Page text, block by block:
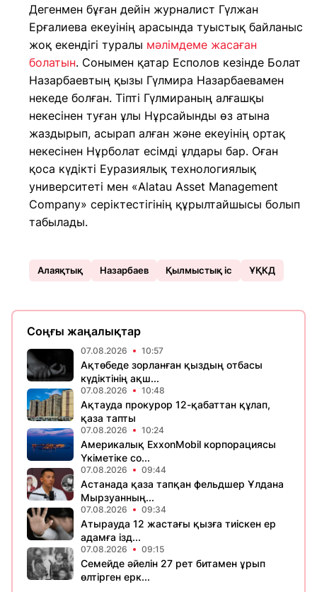
Дегенмен бұған дейін журналист Гүлжан
Ерғалиева екеуінің арасында туыстық байланыс
жоқ екендігі туралы мәлімдеме жасаған
болатын. Сонымен қатар Есполов кезінде Болат
Назарбаевтың қызы Гүлмира Назарбаевамен
некеде болған. Тіпті Гүлмираның алғашқы
некесінен туған ұлы Нұрсайынды өз атына
жаздырып, асырап алған және екеуінің ортақ
некесінен Нұрболат есімді ұлдары бар. Оған
қоса күдікті Еуразиялық технологиялық
университеті мен «Alatau Asset Management
Company» серіктестігінің құрылтайшысы болып
табылады.
Алаяқтық Назарбаев Қылмыстық іс ҰҚКД
Соңғы жаңалықтар
07.08.2026 10:57
Ақтөбеде зорланған қыздың отбасы
күдіктінің ақш...
07.08.2026 10:48
Ақтауда прокурор 12-қабаттан құлап,
қаза тапты
07.08.2026 10:24
Америкалық ExxonMobil корпорациясы
Үкіметіке со...
07.08.2026 09:44
Астанада қаза тапқан фельдшер Ұлдана
Мырзуанның...
07.08.2026 09:34
Атырауда 12 жастағы қызға тиіскен ер
адамға ізд...
07.08.2026 09:15
Семейде әйелін 27 рет битамен ұрып
өлтірген ерк...